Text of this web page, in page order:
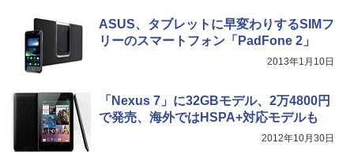
ASUS、タブレットに早変わりするSIMフ
リーのスマートフォン「PadFone 2」
2013年1月10日
「Nexus 7」に32GBモデル、2万4800円
で発売、海外ではHSPA+対応モデルも
2012年10月30日